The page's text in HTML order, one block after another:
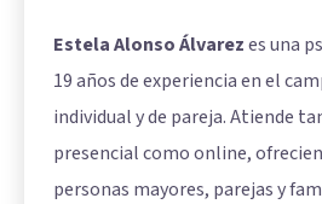
Estela Alonso Álvarezes una
19 años de experiencia en el
individual y de pareja. Atiende
presencial como online,
personas mayores, parejas y